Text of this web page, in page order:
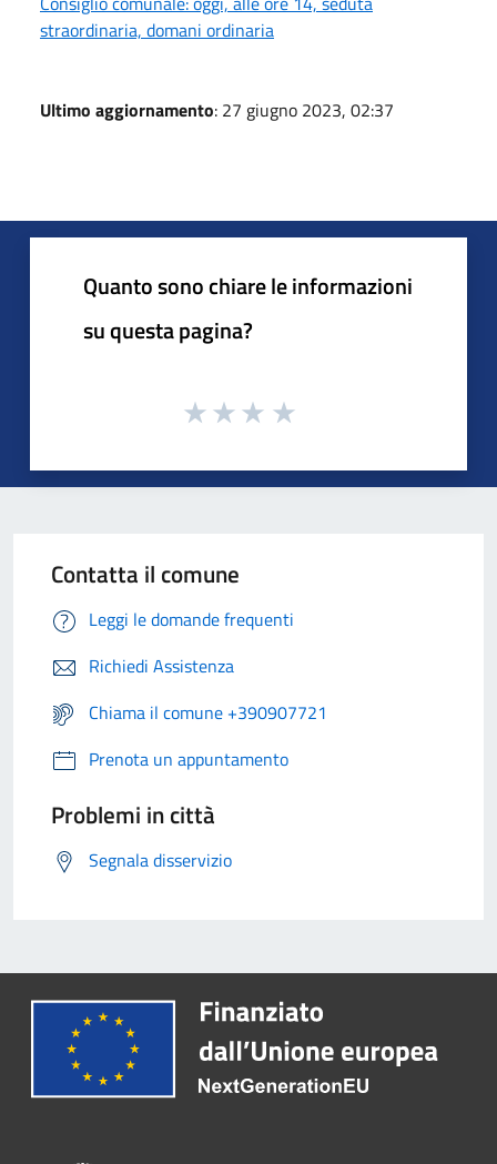
straordinaria, domani ordinaria
Ultimo aggiornamento: 27 giugno 2023, 02:37
Quanto sono chiare le informazioni
su questa pagina?
Contatta il comune
Leggi le domande frequenti
Richiedi Assistenza
Chiama il comune +390907721
Prenota un appuntamento
Problemi in città
Segnala disservizio